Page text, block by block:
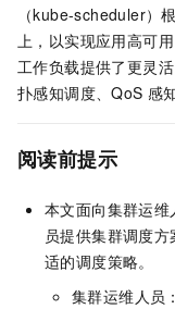
（kube-scheduler）
上，以实现应用高可
工作负载提供了更灵
扑感知调度、QoS 感
阅读前提示
本文面向集群运
员提供集群调度
适的调度策略。
集群运维人员